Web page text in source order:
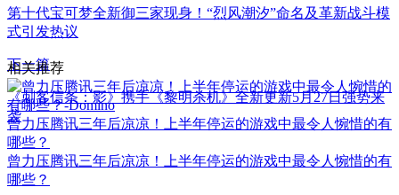
第十代宝可梦全新御三家现身！“烈风潮汐”命名及革新战斗模
式引发热议
下一篇
《刺客信条：影》携手《黎明杀机》全新更新5月27日强势来
袭
相关推荐
曾力压腾讯三年后凉凉！上半年停运的游戏中最令人惋惜的有
哪些？
曾力压腾讯三年后凉凉！上半年停运的游戏中最令人惋惜的有
哪些？